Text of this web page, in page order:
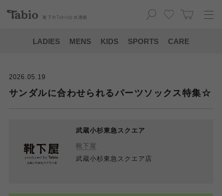
靴下の Tabio 公式通販
LADIES MENS KIDS SPORTS CARE
2026.05.19
サンダルに合わせられるパーツソックス特集☆
武蔵小杉東急スクエア
靴下屋
武蔵小杉東急スクエア店